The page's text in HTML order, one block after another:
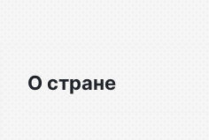
О стране